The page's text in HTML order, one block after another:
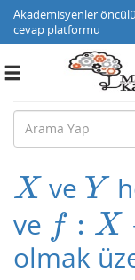
Akademisyenler
cevap platformu
Toggle
X
X ve Y
Y
ve f : X
f:X→Y
olmak